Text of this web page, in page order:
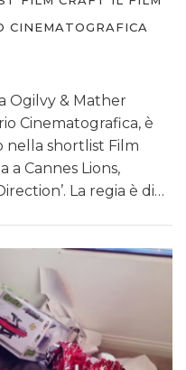
CINEMATOGRAFICA
Ogilvy & Mather
Cinematografica, è
nella shortlist Film
a Cannes Lions,
La regia è di…